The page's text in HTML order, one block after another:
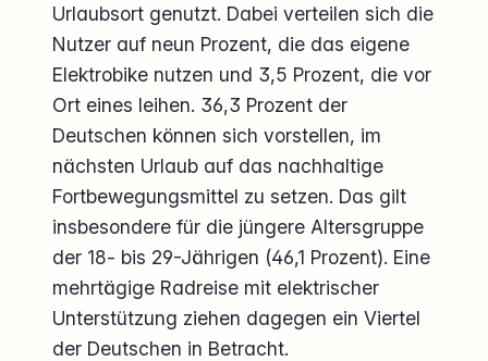
Urlaubsort genutzt. Dabei verteilen sich die
Nutzer auf neun Prozent, die das eigene
Elektrobike nutzen und 3,5 Prozent, die vor
Ort eines leihen. 36,3 Prozent der
Deutschen können sich vorstellen, im
nächsten Urlaub auf das nachhaltige
Fortbewegungsmittel zu setzen. Das gilt
insbesondere für die jüngere Altersgruppe
der 18- bis 29-Jährigen (46,1 Prozent). Eine
mehrtägige Radreise mit elektrischer
Unterstützung ziehen dagegen ein Viertel
der Deutschen in Betracht.